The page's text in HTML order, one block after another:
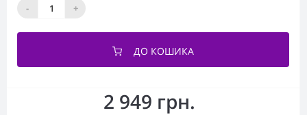
2 949 грн.
- +
ДО КОШИКА